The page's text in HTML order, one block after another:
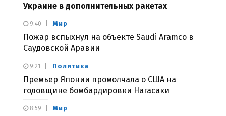
Украине в дополнительных ракетах
Мир
Пожар вспыхнул на объекте Saudi Aramco в
Саудовской Аравии
9:40
Политика
Премьер Японии промолчала о США на
годовщине бомбардировки Нагасаки
9:21
Мир
8:59